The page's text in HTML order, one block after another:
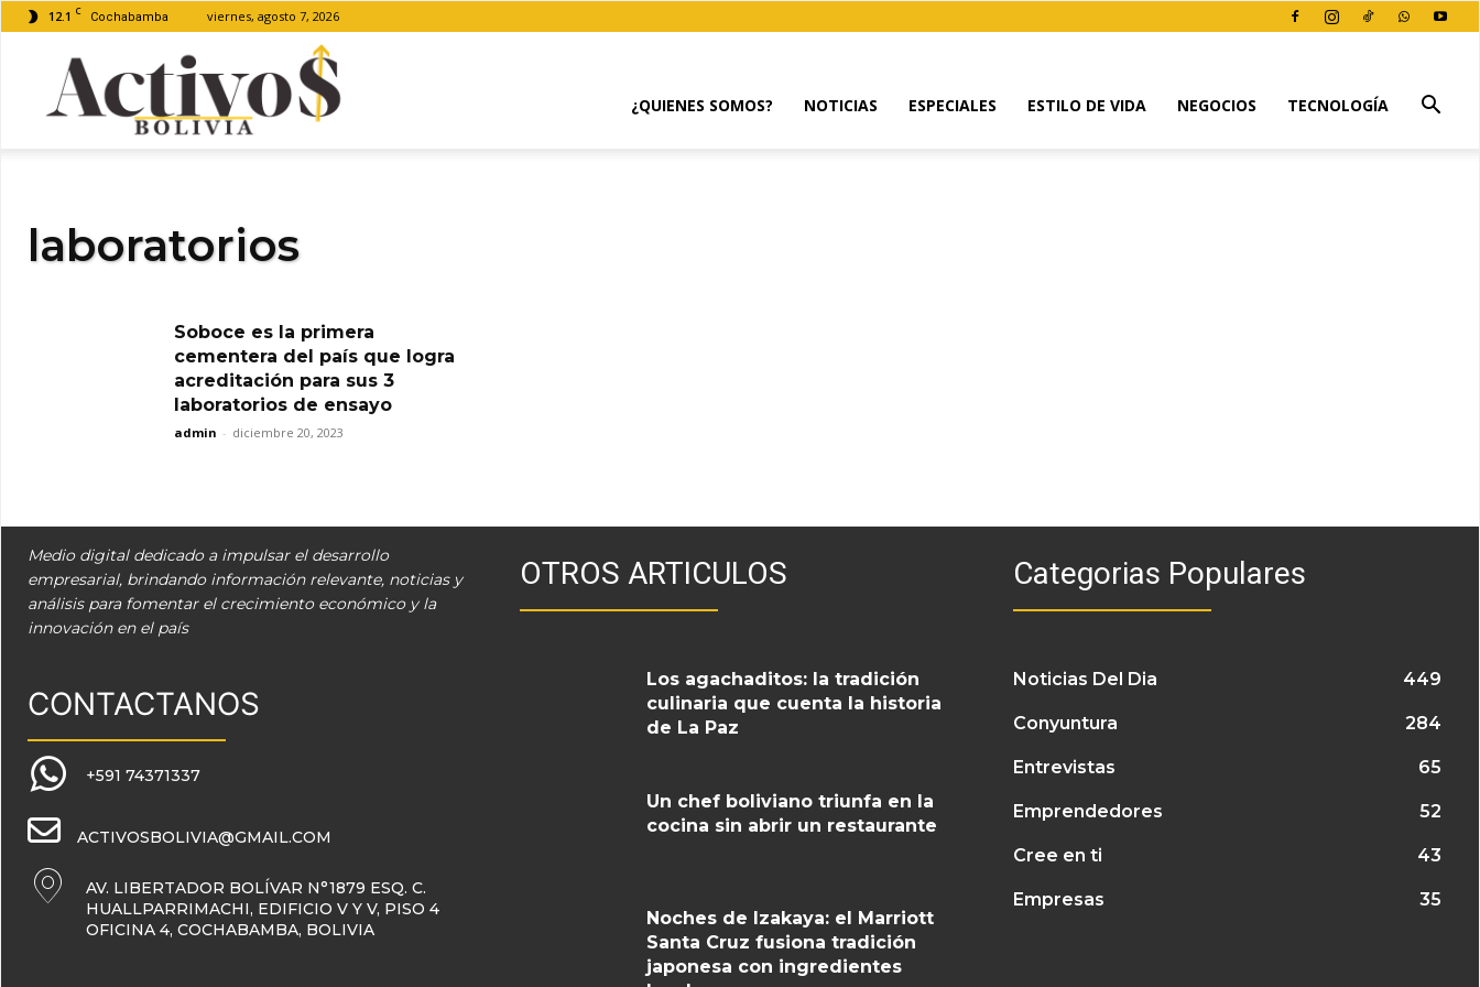
12.1 C Cochabamba viernes, agosto 7, 2026
¿QUIENES SOMOS? NOTICIAS ESPECIALES ESTILO DE VIDA NEGOCIOS TECNOLOGÍA
laboratorios
Soboce es la primera
cementera del país que logra
acreditación para sus 3
laboratorios de ensayo
admin - diciembre 20, 2023
Medio digital dedicado a impulsar el desarrollo
empresarial, brindando información relevante, noticias y
análisis para fomentar el crecimiento económico y la
innovación en el país
CONTACTANOS
+591 74371337
ACTIVOSBOLIVIA@GMAIL.COM
AV. LIBERTADOR BOLÍVAR N°1879 ESQ. C.
HUALLPARRIMACHI, EDIFICIO V Y V, PISO 4
OFICINA 4, COCHABAMBA, BOLIVIA
OTROS ARTICULOS
Los agachaditos: la tradición
culinaria que cuenta la historia
de La Paz
Un chef boliviano triunfa en la
cocina sin abrir un restaurante
Noches de Izakaya: el Marriott
Santa Cruz fusiona tradición
japonesa con ingredientes
Categorias Populares
Noticias Del Dia 449
Conyuntura 284
Entrevistas 65
Emprendedores 52
Cree en ti 43
Empresas 35